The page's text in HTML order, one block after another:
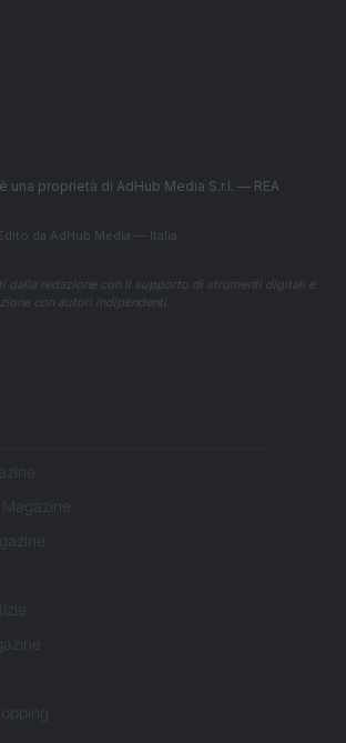
proprietà di AdHub Media S.r.l. — REA
da AdHub Media — Italia
dalla redazione con il supporto di strumenti digitali e
con autori indipendenti.